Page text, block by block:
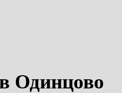
Одинцово